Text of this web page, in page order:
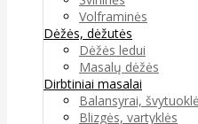
Volframinės
Dėžės, dėžutės
Dėžės ledui
Masalų dėžės
Dirbtiniai masalai
Balansyrai,
Blizgės, vartyklės